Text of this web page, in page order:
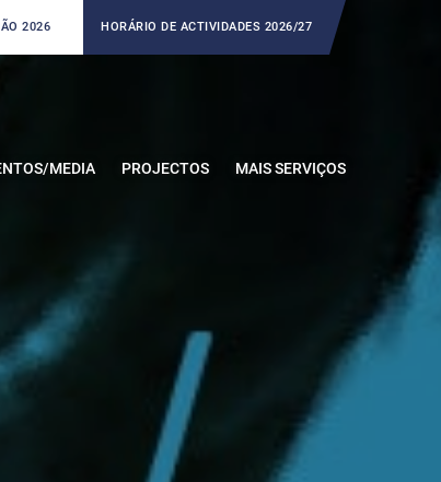
2026 HORÁRIO DE ACTIVIDADES 2026/27
MEDIA PROJECTOS MAIS SERVIÇOS